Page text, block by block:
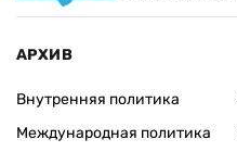
АРХИВ
Внутренняя политика
Международная политика